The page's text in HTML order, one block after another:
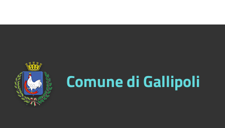
Comune di Gallipoli